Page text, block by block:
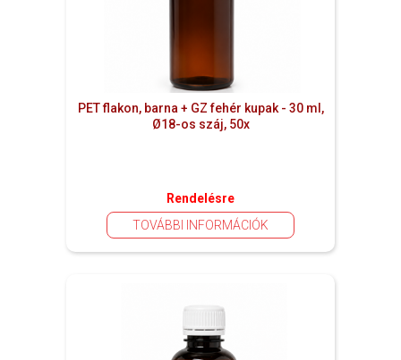
PET flakon, barna + GZ fehér kupak - 30 ml,
Ø18-os száj, 50x
Rendelésre
TOVÁBBI INFORMÁCIÓK